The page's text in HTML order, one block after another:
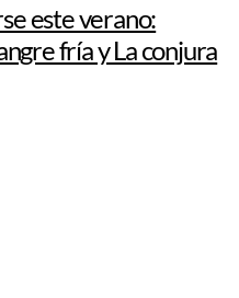
este verano:
fría y La conjura